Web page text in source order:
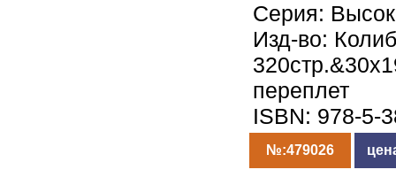
Серия:
Изд-во:
переплет
ISBN: 978-5-
№:479026